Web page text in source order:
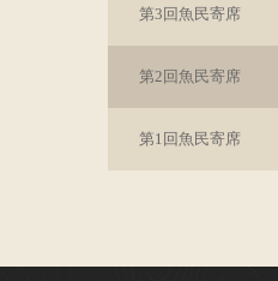
第3回魚民寄席
第2回魚民寄席
第1回魚民寄席